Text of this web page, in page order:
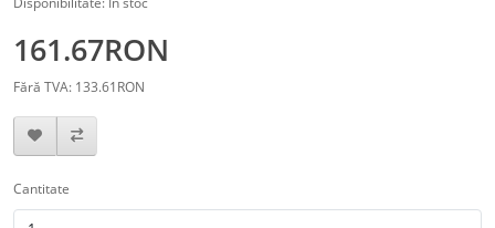
161.67RON
Fără TVA: 133.61RON
Cantitate